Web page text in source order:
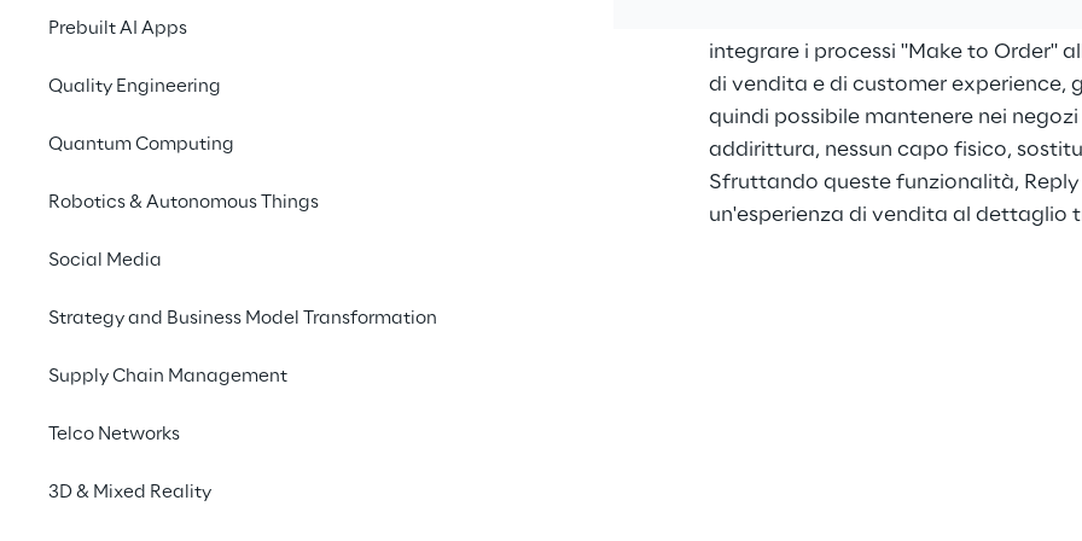
Prebuilt AI Apps
Quality Engineering
Quantum Computing
Robotics & Autonomous Things
Social Media
Strategy and Business Model Transformation
Supply Chain Management
Telco Networks
3D & Mixed Reality
integrare i processi "Make to Order"
di vendita e di customer experience,
quindi possibile mantenere nei
addirittura, nessun capo fisico,
Sfruttando queste funzionalità,
un'esperienza di vendita al dettaglio